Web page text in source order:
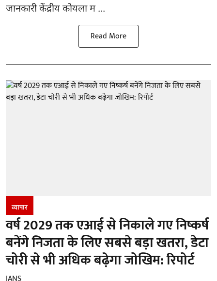
जानकारी केंद्रीय कोयला म ...
Read More
व्यापार
वर्ष 2029 तक एआई से निकाले गए निष्कर्ष
बनेंगे निजता के लिए सबसे बड़ा खतरा, डेटा
चोरी से भी अधिक बढ़ेगा जोखिम: रिपोर्ट